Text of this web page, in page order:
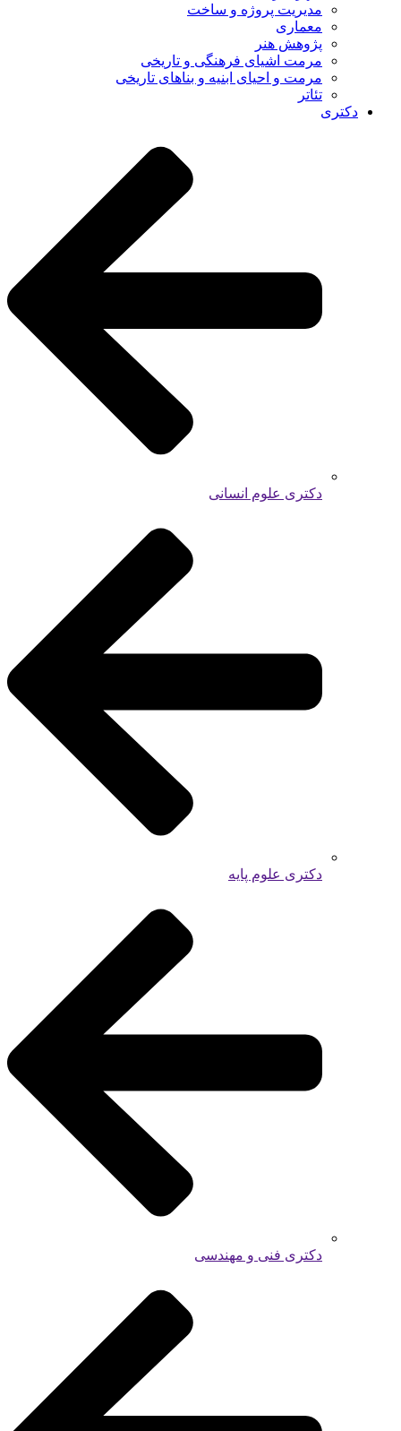
مدیریت پروژه و ساخت
معماری
پژوهش هنر
مرمت اشیای فرهنگی و تاریخی
مرمت و احیای ابنیه و بناهای تاریخی
تئاتر
دکتری
دکتری علوم انسانی
دکتری علوم پایه
دکتری فنی و مهندسی